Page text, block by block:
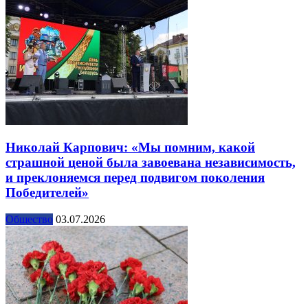
Николай Карпович: «Мы помним, какой
страшной ценой была завоевана независимость,
и преклоняемся перед подвигом поколения
Победителей»
Общество 03.07.2026